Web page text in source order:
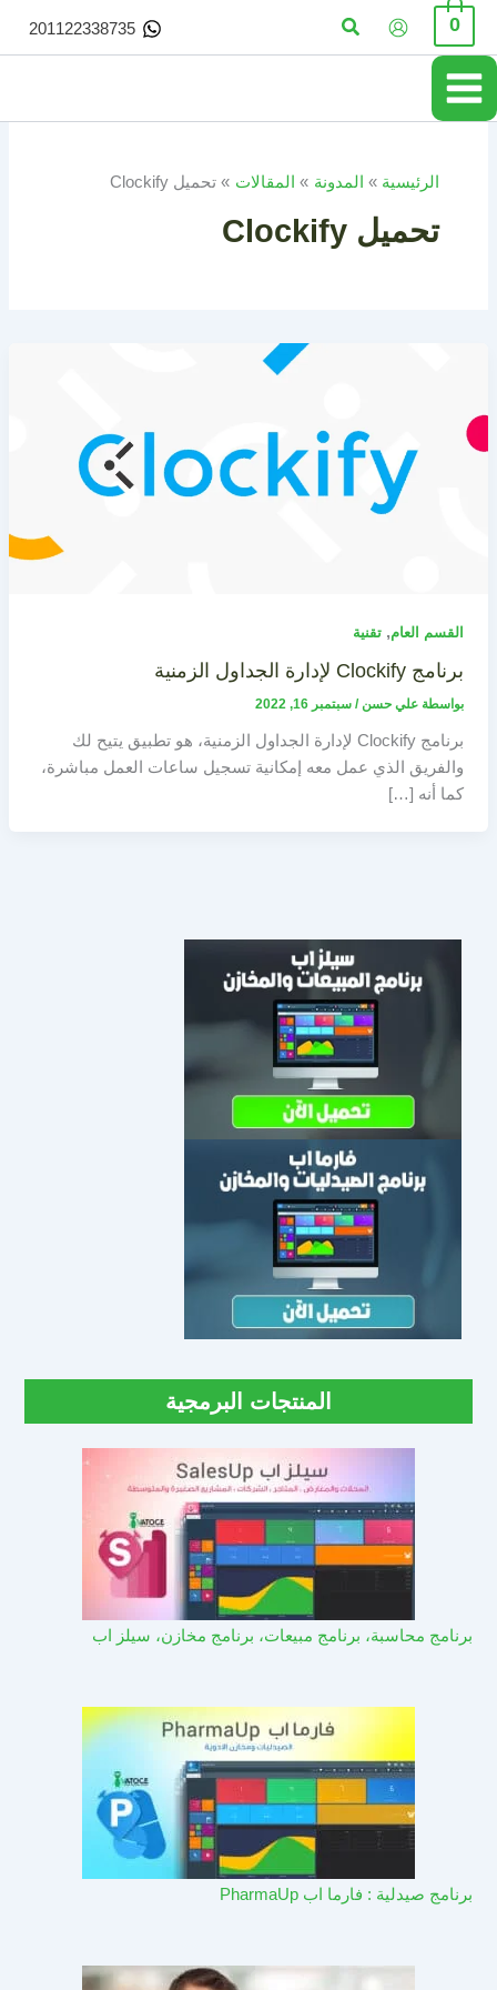
تخطي
المحتوى
0 البحث 201122338735
الرئيسية المدونة المقالات تحميل Clockify
تحميل Clockify
القسم العام, تقنية
برنامج Clockify لإدارة الجداول الزمنية
بواسطة علي حسن/ سبتمبر 16, 2022
برنامج Clockify لإدارة الجداول الزمنية، هو تطبيق يتيح لك
والفريق الذي عمل معه إمكانية تسجيل ساعات العمل مباشرة،
كما أنه […]
المنتجات البرمجية
برنامج محاسبة، برنامج مبيعات، برنامج مخازن، سيلز اب
برنامج صيدلية : فارما اب PharmaUp​